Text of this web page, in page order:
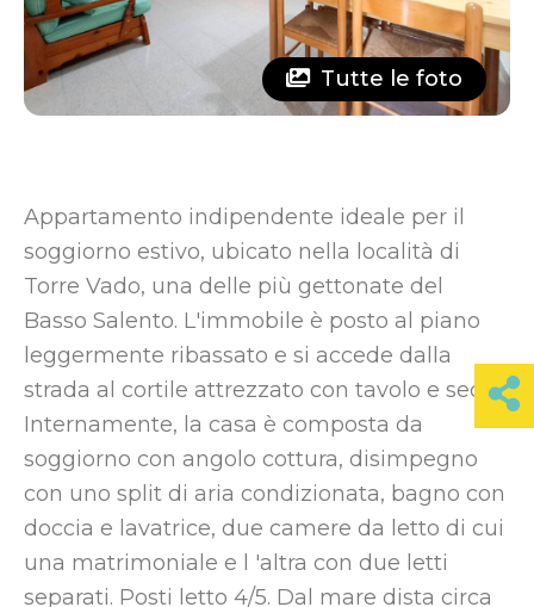
Tutte le foto
Appartamento indipendente ideale per il
soggiorno estivo, ubicato nella località di
Torre Vado, una delle più gettonate del
Basso Salento. L'immobile è posto al piano
leggermente ribassato e si accede dalla
strada al cortile attrezzato con tavolo e sedie.
Internamente, la casa è composta da
soggiorno con angolo cottura, disimpegno
con uno split di aria condizionata, bagno con
doccia e lavatrice, due camere da letto di cui
una matrimoniale e l 'altra con due letti
separati. Posti letto 4/5. Dal mare dista circa